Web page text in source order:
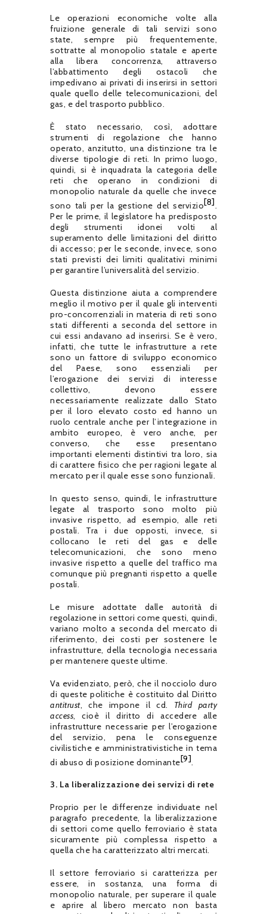
Le operazioni economiche volte alla
fruizione generale di tali servizi sono
state, sempre più frequentemente,
sottratte al monopolio statale e aperte
alla libera concorrenza, attraverso
l’abbattimento degli ostacoli che
impedivano ai privati di inserirsi in settori
quale quello delle telecomunicazioni, del
gas, e del trasporto pubblico.
È stato necessario, così, adottare
strumenti di regolazione che hanno
operato, anzitutto, una distinzione tra le
diverse tipologie di reti. In primo luogo,
quindi, si è inquadrata la categoria delle
reti che operano in condizioni di
monopolio naturale da quelle che invece
sono tali per la gestione del servizio[8].
Per le prime, il legislatore ha predisposto
degli strumenti idonei volti al
superamento delle limitazioni del diritto
di accesso; per le seconde, invece, sono
stati previsti dei limiti qualitativi minimi
per garantire l’universalità del servizio.
Questa distinzione aiuta a comprendere
meglio il motivo per il quale gli interventi
pro-concorrenziali in materia di reti sono
stati differenti a seconda del settore in
cui essi andavano ad inserirsi. Se è vero,
infatti, che tutte le infrastrutture a rete
sono un fattore di sviluppo economico
del Paese, sono essenziali per
l’erogazione dei servizi di interesse
collettivo, devono essere
necessariamente realizzate dallo Stato
per il loro elevato costo ed hanno un
ruolo centrale anche per l’integrazione in
ambito europeo, è vero anche, per
converso, che esse presentano
importanti elementi distintivi tra loro, sia
di carattere fisico che per ragioni legate al
mercato per il quale esse sono funzionali.
In questo senso, quindi, le infrastrutture
legate al trasporto sono molto più
invasive rispetto, ad esempio, alle reti
postali. Tra i due opposti, invece, si
collocano le reti del gas e delle
telecomunicazioni, che sono meno
invasive rispetto a quelle del traffico ma
comunque più pregnanti rispetto a quelle
postali.
Le misure adottate dalle autorità di
regolazione in settori come questi, quindi,
variano molto a seconda del mercato di
riferimento, dei costi per sostenere le
infrastrutture, della tecnologia necessaria
per mantenere queste ultime.
Va evidenziato, però, che il nocciolo duro
di queste politiche è costituito dal Diritto
antitrust, che impone il cd. Third party
access, cioè il diritto di accedere alle
infrastrutture necessarie per l’erogazione
del servizio, pena le conseguenze
civilistiche e amministrativistiche in tema
di abuso di posizione dominante[9].
3. La liberalizzazione dei servizi di rete
Proprio per le differenze individuate nel
paragrafo precedente, la liberalizzazione
di settori come quello ferroviario è stata
sicuramente più complessa rispetto a
quella che ha caratterizzato altri mercati.
Il settore ferroviario si caratterizza per
essere, in sostanza, una forma di
monopolio naturale, per superare il quale
e aprire al libero mercato non basta